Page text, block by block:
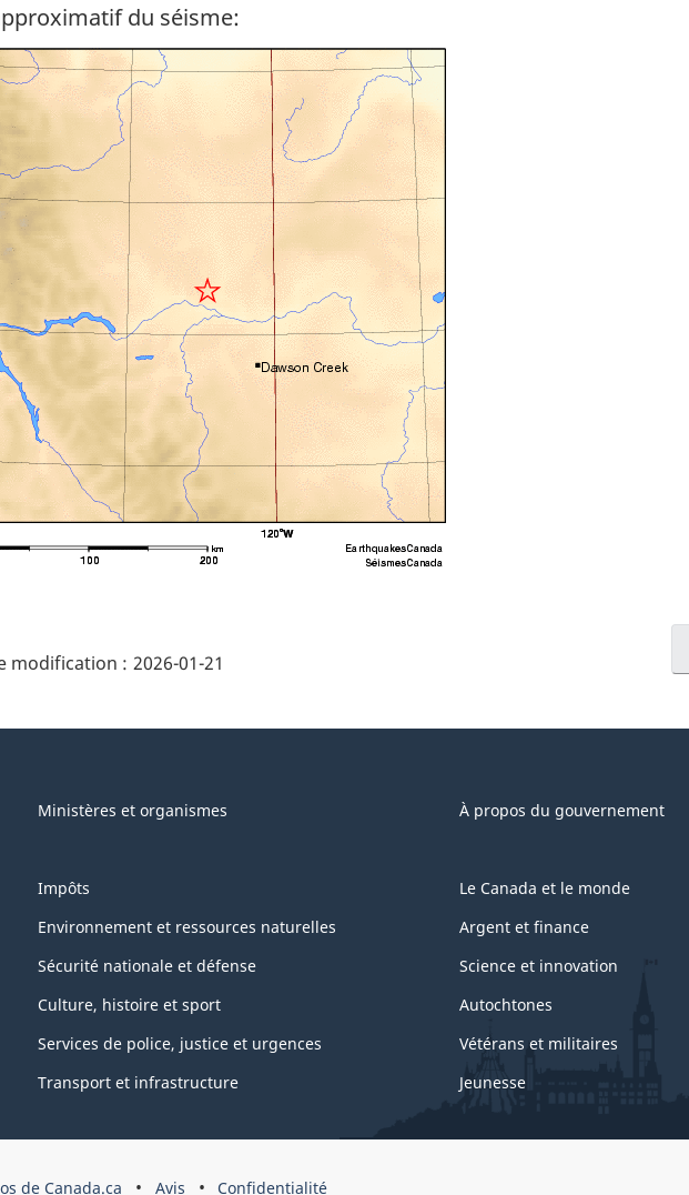
du séisme:
modification : 2026-01-21
Ministères et organismes À propos du gouvernement
Impôts
Environnement et ressources naturelles
Sécurité nationale et défense
Culture, histoire et sport
Services de police, justice et urgences
Transport et infrastructure
Le Canada et le monde
Argent et finance
Science et innovation
Autochtones
Vétérans et militaires
Jeunesse
de Canada.ca Avis Confidentialité